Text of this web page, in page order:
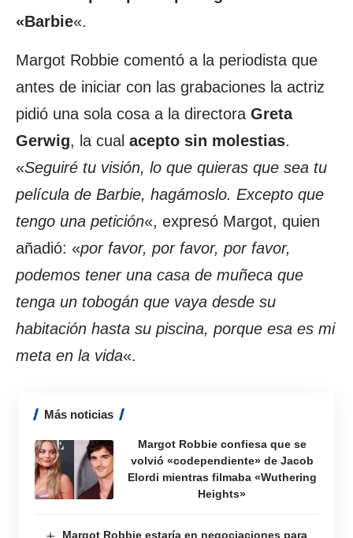
«Barbie«.
Margot Robbie comentó a la periodista que
antes de iniciar con las grabaciones la actriz
pidió una sola cosa a la directora Greta
Gerwig, la cual acepto sin molestias.
«Seguiré tu visión, lo que quieras que sea tu
película de Barbie, hagámoslo. Excepto que
tengo una petición«, expresó Margot, quien
añadió: «por favor, por favor, por favor,
podemos tener una casa de muñeca que
tenga un tobogán que vaya desde su
habitación hasta su piscina, porque esa es mi
meta en la vida«.
Más noticias
Margot Robbie confiesa que se
volvió «codependiente» de Jacob
Elordi mientras filmaba «Wuthering
Heights»
Margot Robbie estaría en negociaciones para